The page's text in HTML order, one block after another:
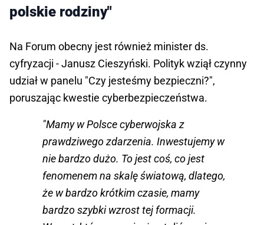
polskie rodziny"
Na Forum obecny jest również minister ds.
cyfryzacji - Janusz Cieszyński. Polityk wziął czynny
udział w panelu "Czy jesteśmy bezpieczni?",
poruszając kwestie cyberbezpieczeństwa.
"Mamy w Polsce cyberwojska z
prawdziwego zdarzenia. Inwestujemy w
nie bardzo dużo. To jest coś, co jest
fenomenem na skalę światową, dlatego,
że w bardzo krótkim czasie, mamy
bardzo szybki wzrost tej formacji.